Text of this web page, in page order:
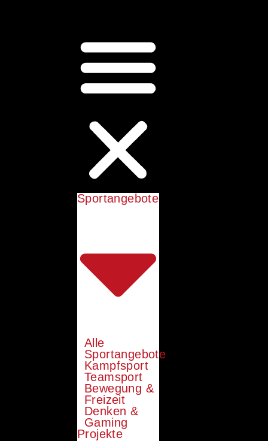
Sportangebote
Alle
Sportangebote
Kampfsport
Teamsport
Bewegung &
Freizeit
Denken &
Gaming
Projekte